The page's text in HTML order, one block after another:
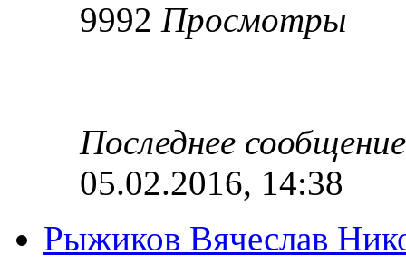
9992 Просмотры
Последнее
05.02.2016, 14:38
Рыжиков Вячеслав